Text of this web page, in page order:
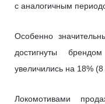
с аналогичным
Особенно
достигнуты
увеличились на 18%
Локомотивами